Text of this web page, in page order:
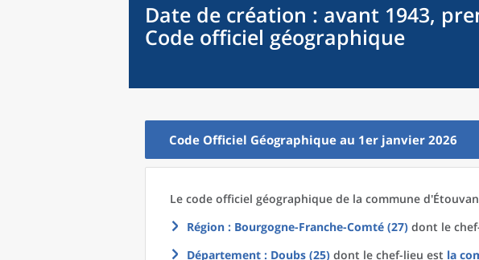
Date de création : avant 1943,
Code officiel géographique
Code Officiel Géographique au 1er janvier 2026
Le code officiel géographique de la commune d'
Région : Bourgogne-Franche-Comté (27) dont le
Département : Doubs (25) dont le chef-lieu est la